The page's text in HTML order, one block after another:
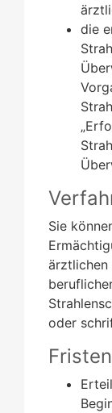
die
Sie
ärztlichen
oder
Fristen